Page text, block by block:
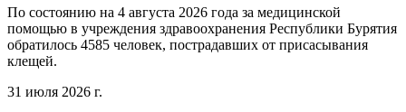
По состоянию на 4 августа 2026 года за медицинской
помощью в учреждения здравоохранения Республики Бурятия
обратилось 4585 человек, пострадавших от присасывания
клещей.
31 июля 2026 г.